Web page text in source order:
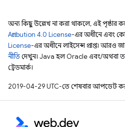
অন্য কিছু উল্লেখ না করা থাকলে, এই পৃষ্ঠার
Attribution 4.0 License-এর অধীনে এবং
License-এর অধীনে লাইসেন্স প্রাপ্ত। আরও
নীতিদেখুন। Java হল Oracle এবং/অথবা তার
ট্রেডমার্ক।
2019-04-29 UTC-তে শেষবার আপডেট